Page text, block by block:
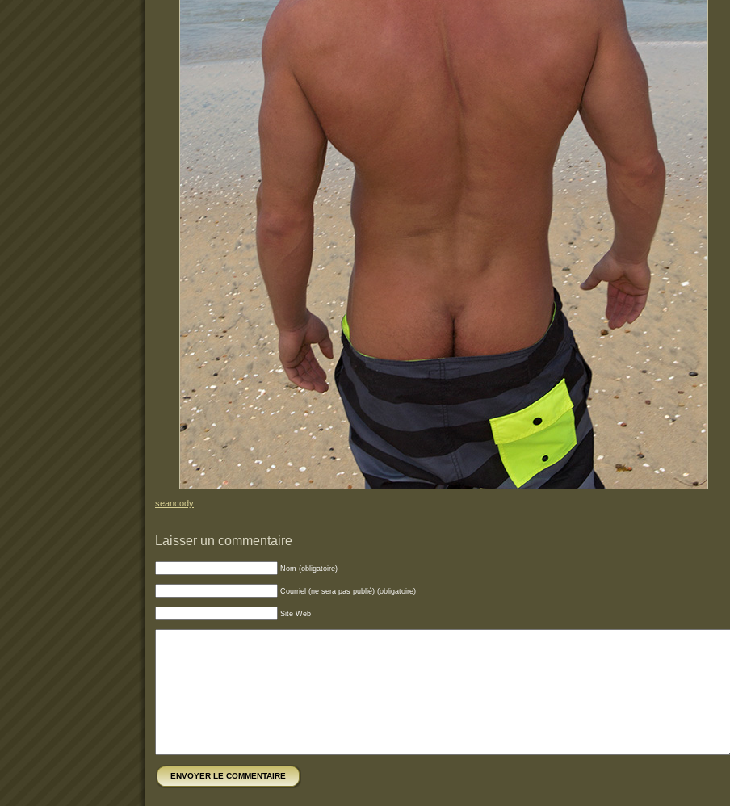
seancody
Laisser un commentaire
Nom (obligatoire)
Courriel (ne sera pas publié) (obligatoire)
Site Web
ENVOYER LE COMMENTAIRE